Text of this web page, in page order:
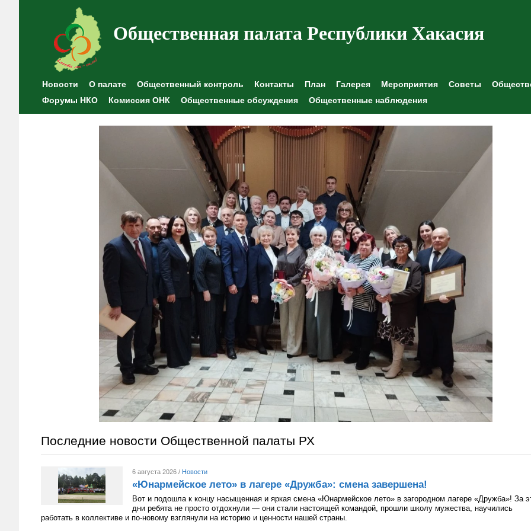
Общественная палата Республики Хакасия
Новости О палате Общественный контроль Контакты План Галерея Мероприятия Советы
Форумы НКО
Комиссия ОНК Общественные обсуждения Общественные наблюдения
Последние новости Общественной палаты РХ
6 августа 2026 / Новости
«Юнармейское лето» в лагере «Дружба»: смена завершена!
Вот и подошла к концу насыщенная и яркая смена «Юнармейское лето» в загородном лагере «Дружба»! За
дни ребята не просто отдохнули — они стали настоящей командой, прошли школу мужества, научились
работать в коллективе и по-новому взглянули на историю и ценности нашей страны.